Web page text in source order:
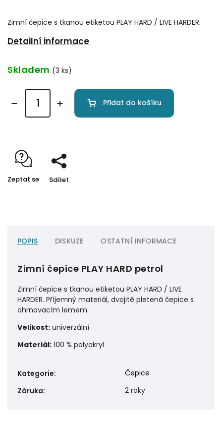
Zimní čepice s tkanou etiketou PLAY HARD / LIVE HARDER.
Detailní informace
Skladem (3 ks)
Přidat do košíku
Zeptat se Sdílet
POPIS DISKUZE OSTATNÍ INFORMACE
Zimní čepice PLAY HARD petrol
Zimní čepice s tkanou etiketou PLAY HARD / LIVE
HARDER. Příjemný materiál, dvojitě pletená čepice s
ohrnovacím lemem.
Velikost: univerzální
Materiál: 100 % polyakryl
Kategorie:
Čepice
Záruka: 2 roky